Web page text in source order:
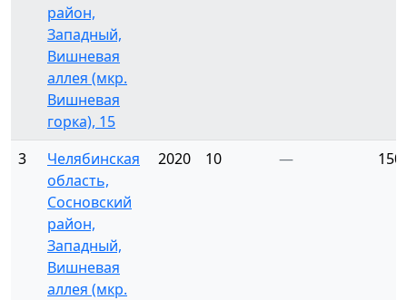
район,
Западный,
Вишневая
аллея (мкр.
Вишневая
горка), 15
3
Челябинская
область,
Сосновский
район,
Западный,
Вишневая
аллея (мкр.
2020 10 — 150